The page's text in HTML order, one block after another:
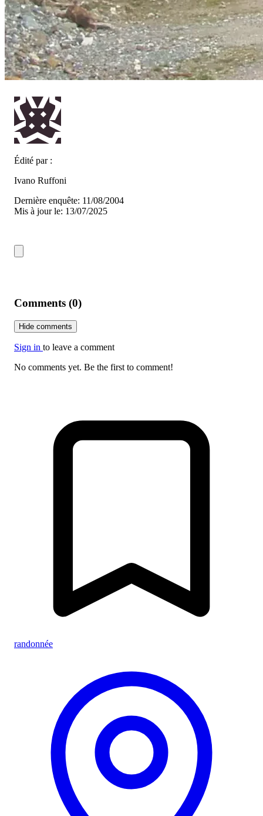
Édité par :
Ivano Ruffoni
Dernière enquête: 11/08/2004
Mis à jour le: 13/07/2025
Comments (0)
Hide comments
Sign in to leave a comment
No comments yet. Be the first to comment!
randonnée